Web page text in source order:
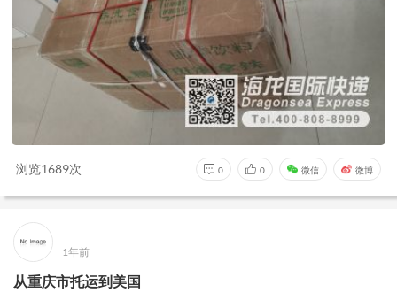
浏览1689次 0 0 微信 微博
1年前
从重庆市托运到美国